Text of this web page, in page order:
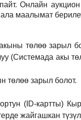
Онлайн
маалымат
акыны төлөө зарыл
(Системада акы
төлөө зарыл болот.
(ID-картты)
жайгашкан